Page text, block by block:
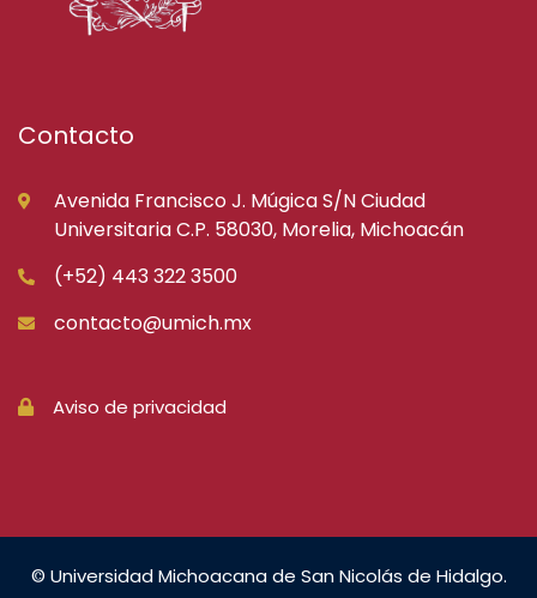
Contacto
Avenida Francisco J. Múgica S/N Ciudad
Universitaria C.P. 58030, Morelia, Michoacán
(+52) 443 322 3500
contacto@umich.mx
Aviso de privacidad
© Universidad Michoacana de San Nicolás de Hidalgo.